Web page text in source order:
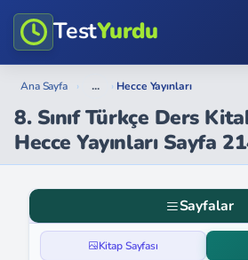
TestYurdu
Ana Sayfa › ... › Hecce Yayınları
8. Sınıf Türkçe Ders
Hecce Yayınları Sayfa
Sayfalar
Kitap Sayfası